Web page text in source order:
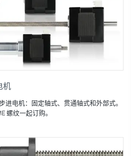
机
进电机：固定轴式、贯通轴式和外部式。
螺纹一起订购。